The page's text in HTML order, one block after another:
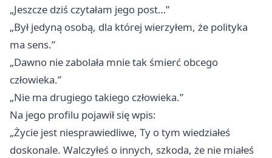
„Jeszcze dziś czytałam jego post…”
„Był jedyną osobą, dla której wierzyłem, że polityka
ma sens.”
„Dawno nie zabolała mnie tak śmierć obcego
człowieka.”
„Nie ma drugiego takiego człowieka.”
Na jego profilu pojawił się wpis:
„Życie jest niesprawiedliwe, Ty o tym wiedziałeś
doskonale. Walczyłeś o innych, szkoda, że nie miałeś